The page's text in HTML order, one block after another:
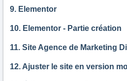
9. Elementor
10. Elementor - Partie création
11. Site Agence de Marketing
12. Ajuster le site en version